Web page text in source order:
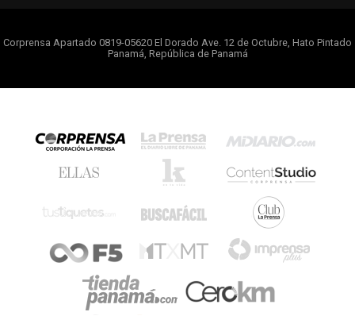
Corprensa Apartado 0819-05620 El Dorado Ave. 12 de Octubre, Hato Pintado
Panamá, República de Panamá